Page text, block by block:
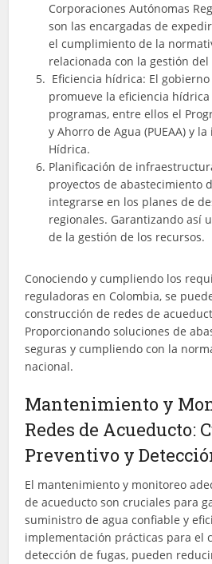
Corporaciones Autónomas
son las encargadas de
el cumplimiento de la
relacionada con la gestión
Eficiencia hídrica: El
promueve la eficiencia
programas, entre ellos el
y Ahorro de Agua (PUEAA) y
Hídrica.
Planificación de
proyectos de abastecimiento
integrarse en los planes de
regionales. Garantizando así
de la gestión de los recursos.
Conociendo y cumpliendo los
reguladoras en Colombia, se
construcción de redes de
Proporcionando soluciones de
seguras y cumpliendo con la
nacional.
Mantenimiento y
Redes de Acueducto:
Preventivo y
El mantenimiento y monitoreo
de acueducto son cruciales para
suministro de agua confiable y
implementación prácticas para el
detección de fugas, pueden